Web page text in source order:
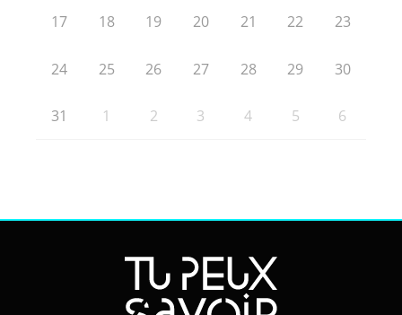
17 18 19 20 21 22 23
24 25 26 27 28 29 30
31 1 2 3 4 5 6